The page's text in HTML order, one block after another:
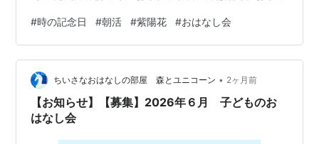
のあと、先生方による「おはなし会」です。おすすめ本
の時！ ＜四方山話＞ 今日6月10日は「時の記念日」＝
671年4月25日（新暦の6月10日）に初めて水時計「漏
刻」を作って知らせたという「日本書紀」の故事にちな
んで制定されました。 古いお話ですね。それもそのは
ず、「建国記念の日…
#時の記念日 #朝活 #紫陽花 #おはなし会
ちいさなおはなしの部屋 森とユニコーン • 2ヶ月前
【お知らせ】【募集】2026年６月 子どものお
はなし会